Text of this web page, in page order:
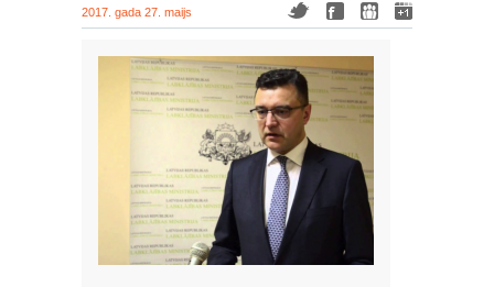
2017. gada 27. maijs